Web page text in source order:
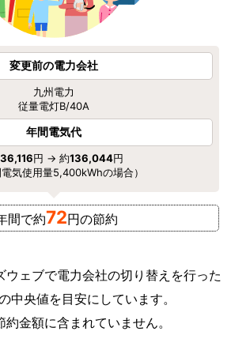
変更前の電力会社
九州電力
従量電灯B/40A
年間電気代
円 → 約136,044円
電気使用量5,400kWhの場合）
間で約72円の節約
ェブで電力会社の切り替えを行った
中央値を目安にしています。
金額に含まれていません。